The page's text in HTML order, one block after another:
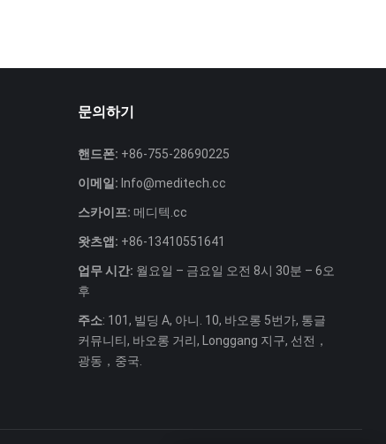
문의하기
핸드폰: +86-755-28690225
이메일: Info@meditech.cc
스카이프: 메디텍.cc
왓츠앱: +86-13410551641
업무 시간: 월요일 – 금요일 오전 8시 30분 – 6오
후
주소: 101, 빌딩 A, 아니. 10, 바오롱 5번가, 통글
커뮤니티, 바오롱 거리, Longgang 지구, 선전，
광동，중국.